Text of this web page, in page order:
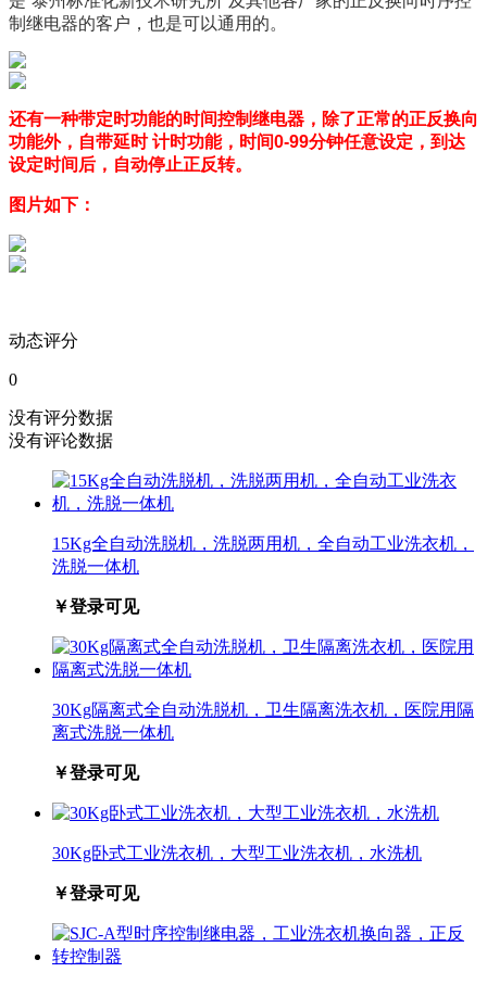
制继电器的客户，也是可以通用的。
还有一种带定时功能的时间控制继电器，除了正常的正反换向
功能外，自带延时 计时功能，时间0-99分钟任意设定，到达
设定时间后，自动停止正反转。
图片如下：
动态评分
0
没有评分数据
没有评论数据
15Kg全自动洗脱机，洗脱两用机，全自动工业洗衣机，
洗脱一体机
￥登录可见
30Kg隔离式全自动洗脱机，卫生隔离洗衣机，医院用隔
离式洗脱一体机
￥登录可见
30Kg卧式工业洗衣机，大型工业洗衣机，水洗机
￥登录可见